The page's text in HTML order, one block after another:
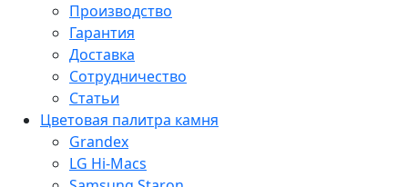
Производство
Гарантия
Доставка
Сотрудничество
Статьи
Цветовая палитра камня
Grandex
LG Hi-Macs